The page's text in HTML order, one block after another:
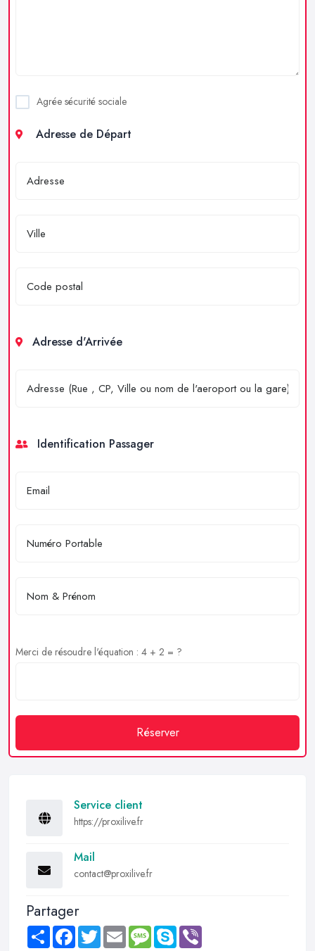
Agrée sécurité sociale
Adresse de Départ
Adresse d'Arrivée
Identification Passager
Merci de résoudre l'équation : 4 + 2 = ?
Réserver
Service client
https://proxilive.fr
Mail
contact@proxilive.fr
Partager
Share FacebookTwitter Email MessageSkype